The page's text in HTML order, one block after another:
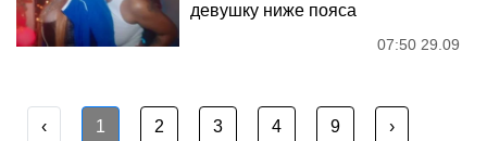
девушку ниже пояса
07:50 29.09
‹ 1 2 3 4 9 ›